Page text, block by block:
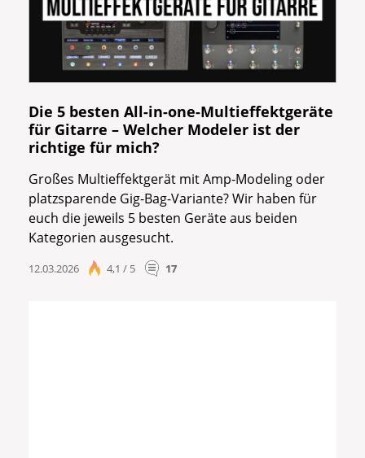
Die 5 besten All-in-one-Multieffektgeräte
für Gitarre – Welcher Modeler ist der
richtige für mich?
Großes Multieffektgerät mit Amp-Modeling oder
platzsparende Gig-Bag-Variante? Wir haben für
euch die jeweils 5 besten Geräte aus beiden
Kategorien ausgesucht.
12.03.2026 4,1 / 5 17